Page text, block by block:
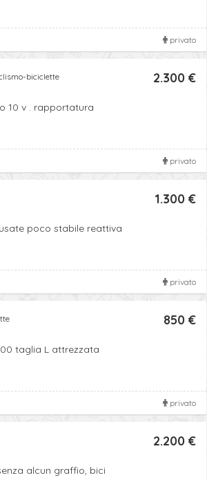
privato
biciclette
10 v . rapportatura
2.300 €
privato
poco stabile reattiva
1.300 €
privato
taglia L attrezzata
850 €
privato
alcun graffio, bici
2.200 €